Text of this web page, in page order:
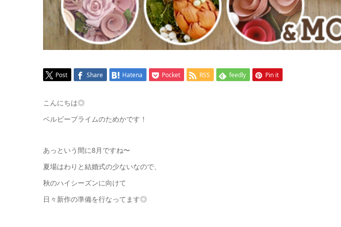
Post Share Hatena Pocket RSS feedly Pin it
こんにちは◎
ベルビープライムのためかです！
あっという間に8月ですね〜
夏場はわりと結婚式の少ないなので、
秋のハイシーズンに向けて
日々新作の準備を行なってます◎